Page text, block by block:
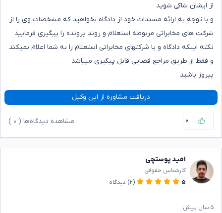
از ایشان شاکی شوید
و با توجه به ارائه مستدات خود از دادگاه بخواهید که مشخصات وی را از
شرکت های مخابراتی مربوطه استعلام و روند پرونده را پیگیری فرمایید
نکته اینکه دادگاه و یا شرکتهای مخابراتی استعلام را به شما اعلام نمیکند
و فقط از طریق مراجع قضایی قابل پیگیری میباشد
پیروز باشید
دریافت مشاوره از این وکیل
۰ مشاهده دیدگاه‌ها ( ۰
امید پوستچی
کارشناس حقوقی
۵
(۲) دیدگاه
۵ سال پیش